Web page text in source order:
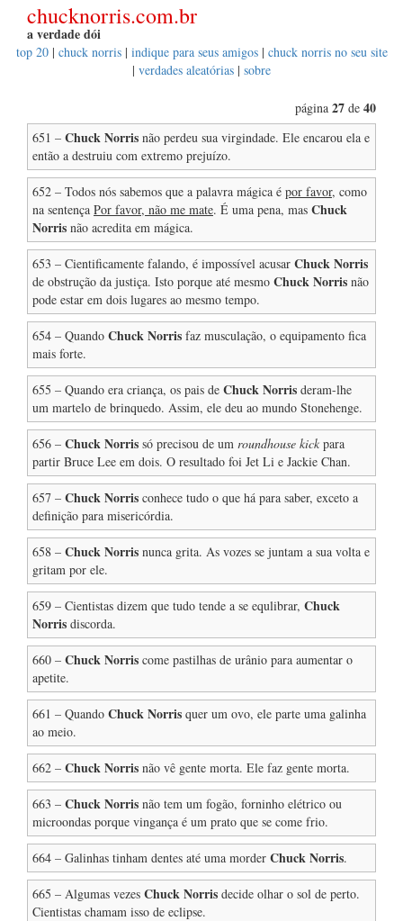
chucknorris.com.br
a verdade dói
top 20| chuck norris| indique para seus amigos| chuck norris no seu site
| verdades aleatórias | sobre
página 27 de 40
651 – Chuck Norris não perdeu sua virgindade. Ele encarou ela e
então a destruiu com extremo prejuízo.
652 – Todos nós sabemos que a palavra mágica é por favor, como
na sentença Por favor, não me mate. É uma pena, mas Chuck
Norris não acredita em mágica.
653 – Cientificamente falando, é impossível acusar Chuck Norris
de obstrução da justiça. Isto porque até mesmo Chuck Norris não
pode estar em dois lugares ao mesmo tempo.
654 – Quando Chuck Norris faz musculação, o equipamento fica
mais forte.
655 – Quando era criança, os pais de Chuck Norris deram-lhe
um martelo de brinquedo. Assim, ele deu ao mundo Stonehenge.
656 – Chuck Norris só precisou de um roundhouse kick para
partir Bruce Lee em dois. O resultado foi Jet Li e Jackie Chan.
657 – Chuck Norris conhece tudo o que há para saber, exceto a
definição para misericórdia.
658 – Chuck Norris nunca grita. As vozes se juntam a sua volta e
gritam por ele.
659 – Cientistas dizem que tudo tende a se equlibrar, Chuck
Norris discorda.
660 – Chuck Norris come pastilhas de urânio para aumentar o
apetite.
661 – Quando Chuck Norris quer um ovo, ele parte uma galinha
ao meio.
662 – Chuck Norris não vê gente morta. Ele faz gente morta.
663 – Chuck Norris não tem um fogão, forninho elétrico ou
microondas porque vingança é um prato que se come frio.
664 – Galinhas tinham dentes até uma morder Chuck Norris.
665 – Algumas vezes Chuck Norris decide olhar o sol de perto.
Cientistas chamam isso de eclipse.